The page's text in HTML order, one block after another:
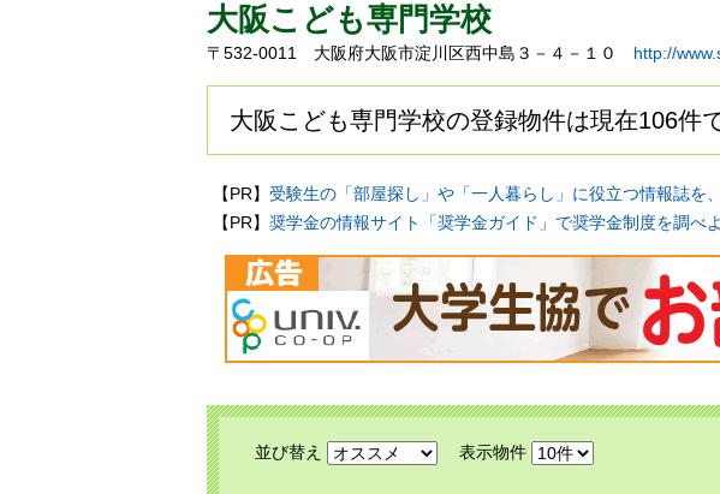
大阪こども専門学校
〒532-0011 大阪府大阪市淀川区西中島３－４－１０ http://
大阪こども専門学校の登録物件は現在106件で
【PR】 受験生の「部屋探し」や「一人暮らし」に役立つ情報誌を
【PR】 奨学金の情報サイト「奨学金ガイド」で奨学金制度を調べ
並び替え 表示物件